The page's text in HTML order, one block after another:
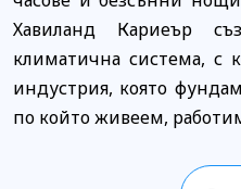
Хавиланд Кариеър
климатична система, с
индустрия, която
по който живеем,